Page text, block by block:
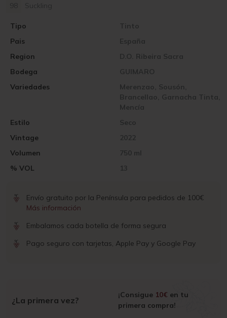
Suckling
Pais España
Vintage 2022
Region D.O. Ribeira Sacra
Volumen 750 ml
Bodega GUIMARO
% VOL 13
Variedades
Merenzao, Sousón,
Brancellao, Garnacha Tinta,
Mencía
Tipo Tinto
Estilo Seco
CANTIDAD
Envío gratuito por la Península para pedidos de 100€
Más información
Embalamos cada botella de forma segura
Pago seguro con tarjetas, Apple Pay y Google Pay
¿La primera vez?
¡Consigue 10€ en tu
primera compra!